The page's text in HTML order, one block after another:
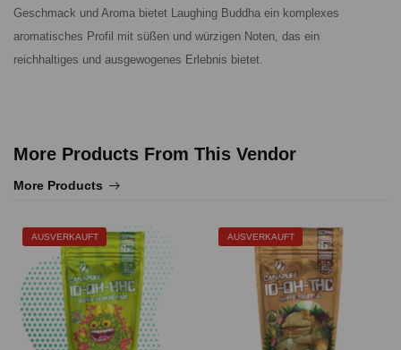
Geschmack und Aroma bietet Laughing Buddha ein komplexes
aromatisches Profil mit süßen und würzigen Noten, das ein
reichhaltiges und ausgewogenes Erlebnis bietet.
More Products From This Vendor
More Products
AUSVERKAUFT AUSVERKAUFT